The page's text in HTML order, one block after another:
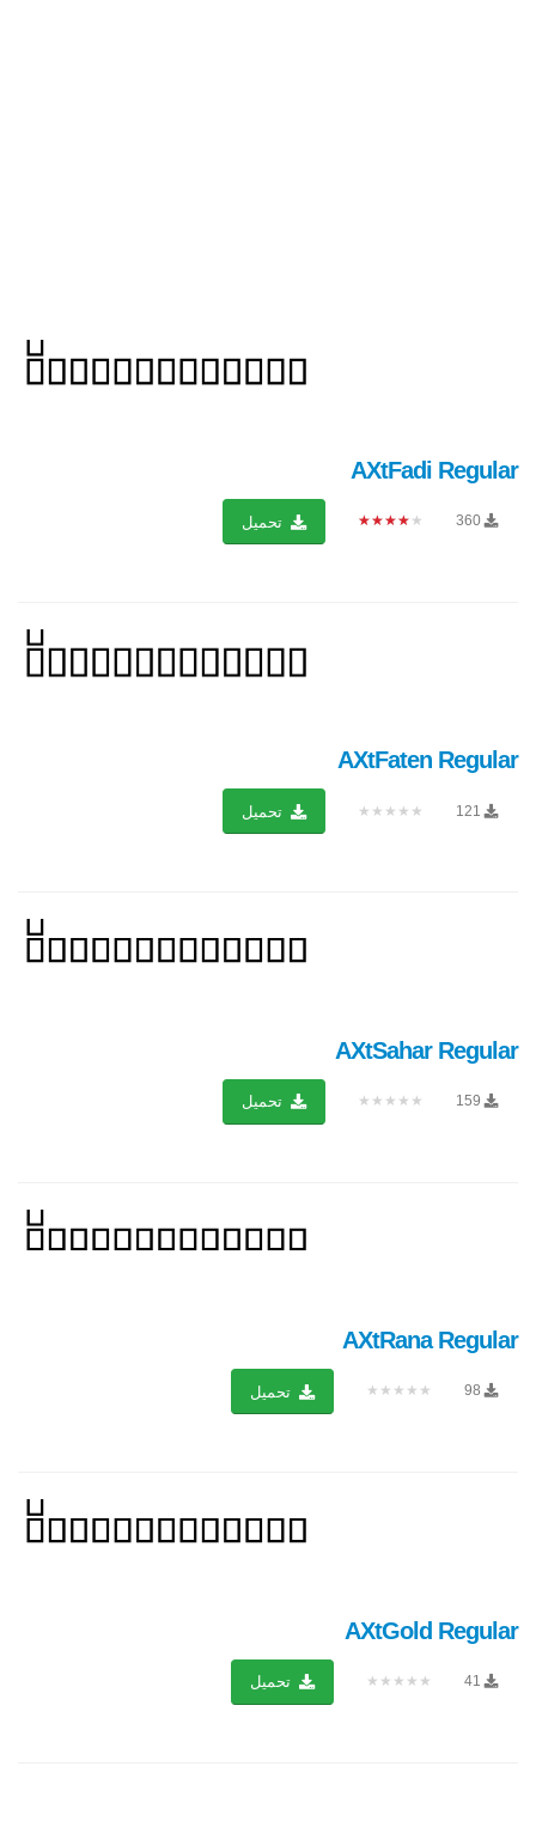
AXtFadi Regular
360
★★★★★ تحميل
AXtFaten Regular
121
★★★★★ تحميل
AXtSahar Regular
159
★★★★★ تحميل
AXtRana Regular
98
★★★★★ تحميل
AXtGold Regular
41
★★★★★ تحميل